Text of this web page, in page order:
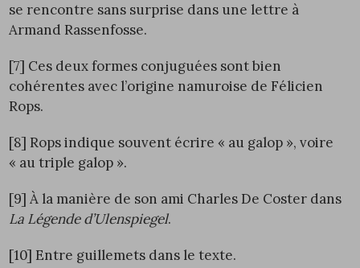
se rencontre sans surprise dans une lettre à
Armand Rassenfosse.
[7] Ces deux formes conjuguées sont bien
cohérentes avec l’origine namuroise de Félicien
Rops.
[8] Rops indique souvent écrire « au galop », voire
« au triple galop ».
[9] À la manière de son ami Charles De Coster dans
La Légende d’Ulenspiegel.
[10] Entre guillemets dans le texte.